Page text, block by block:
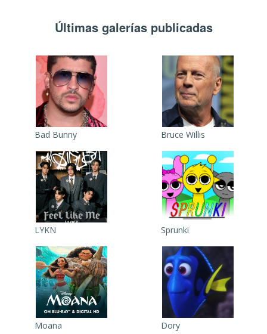
Últimas galerías publicadas
Bad Bunny Bruce Willis
LYKN Sprunki
Moana Dory